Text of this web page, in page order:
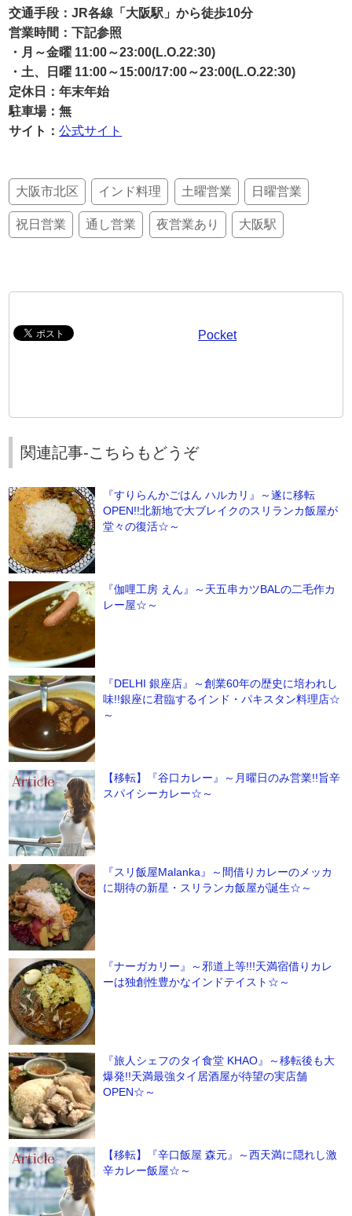
交通手段：JR各線「大阪駅」から徒歩10分
営業時間：下記参照
・月～金曜 11:00～23:00(L.O.22:30)
・土、日曜 11:00～15:00/17:00～23:00(L.O.22:30)
定休日：年末年始
駐車場：無
サイト：公式サイト
大阪市北区 インド料理 土曜営業 日曜営業
祝日営業 通し営業 夜営業あり 大阪駅
Pocket
関連記事-こちらもどうぞ
『すりらんかごはん ハルカリ』～遂に移転
OPEN!!北新地で大ブレイクのスリランカ飯屋が
堂々の復活☆～
『伽哩工房 えん』～天五串カツBALの二毛作カ
レー屋☆～
『DELHI 銀座店』～創業60年の歴史に培われし
味!!銀座に君臨するインド・パキスタン料理店☆
～
【移転】『谷口カレー』～月曜日のみ営業!!旨辛
スパイシーカレー☆～
『スリ飯屋Malanka』～間借りカレーのメッカ
に期待の新星・スリランカ飯屋が誕生☆～
『ナーガカリー』～邪道上等!!!天満宿借りカレ
ーは独創性豊かなインドテイスト☆～
『旅人シェフのタイ食堂 KHAO』～移転後も大
爆発!!天満最強タイ居酒屋が待望の実店舗
OPEN☆～
【移転】『辛口飯屋 森元』～西天満に隠れし激
辛カレー飯屋☆～